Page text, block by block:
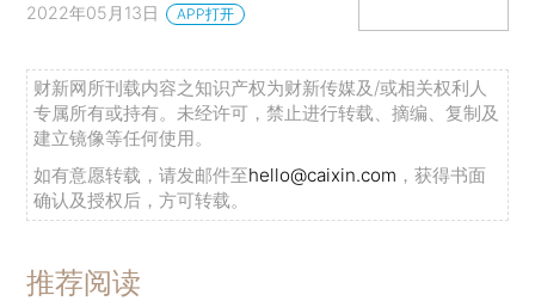
2022年05月13日 APP打开
财新网所刊载内容之知识产权为财新传媒及/或相关权利人
专属所有或持有。未经许可，禁止进行转载、摘编、复制及
建立镜像等任何使用。
如有意愿转载，请发邮件至hello@caixin.com ，获得书面
确认及授权后，方可转载。
推荐阅读